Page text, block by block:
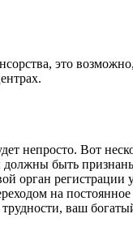
это
непросто. Вот
быть
орган
на
ваш